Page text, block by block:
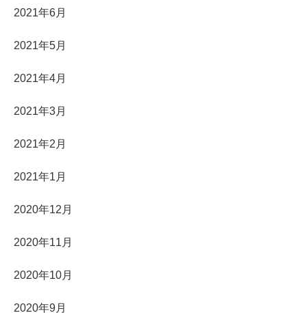
2021年6月
2021年5月
2021年4月
2021年3月
2021年2月
2021年1月
2020年12月
2020年11月
2020年10月
2020年9月